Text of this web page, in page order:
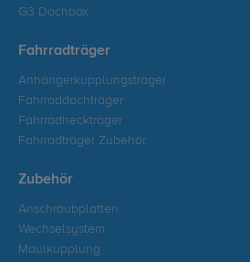
G3 Dachbox
Fahrradträger
Anhängerkupplungsträger
Fahrraddachträger
Fahrradheckträger
Fahrradträger Zubehör
Zubehör
Anschraubplatten
Wechselsystem
Maulkupplung